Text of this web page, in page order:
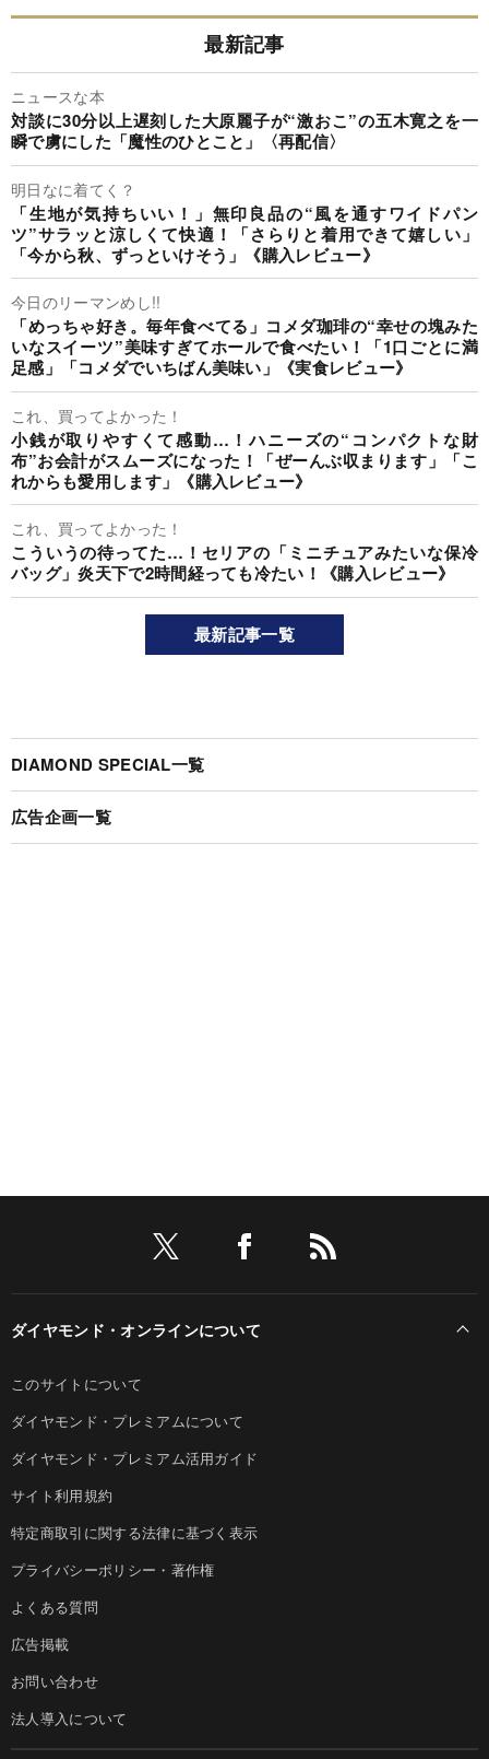
最新記事
ニュースな本
対談に30分以上遅刻した大原麗子が“激おこ”の五木寛之を一
瞬で虜にした「魔性のひとこと」〈再配信〉
明日なに着てく？
「生地が気持ちいい！」無印良品の“風を通すワイドパン
ツ”サラッと涼しくて快適！「さらりと着用できて嬉しい」
「今から秋、ずっといけそう」《購入レビュー》
今日のリーマンめし!!
「めっちゃ好き。毎年食べてる」コメダ珈琲の“幸せの塊みた
いなスイーツ”美味すぎてホールで食べたい！「1口ごとに満
足感」「コメダでいちばん美味い」《実食レビュー》
これ、買ってよかった！
小銭が取りやすくて感動…！ハニーズの“コンパクトな財
布”お会計がスムーズになった！「ぜーんぶ収まります」「こ
れからも愛用します」《購入レビュー》
これ、買ってよかった！
こういうの待ってた…！セリアの「ミニチュアみたいな保冷
バッグ」炎天下で2時間経っても冷たい！《購入レビュー》
最新記事一覧
DIAMOND SPECIAL一覧
広告企画一覧
ダイヤモンド・オンラインについて
このサイトについて
ダイヤモンド・プレミアムについて
ダイヤモンド・プレミアム活用ガイド
サイト利用規約
特定商取引に関する法律に基づく表示
プライバシーポリシー・著作権
よくある質問
広告掲載
お問い合わせ
法人導入について